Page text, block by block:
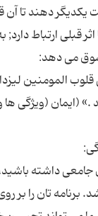
قبلی ارتباط
المومنین
جامعی داشته
برنامه تان را بر